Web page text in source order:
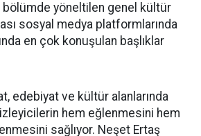
yöneltilen genel kültür
sosyal medya platformlarında
en çok konuşulan başlıklar
edebiyat ve kültür alanlarında
izleyicilerin hem eğlenmesini hem
sağlıyor. Neşet Ertaş